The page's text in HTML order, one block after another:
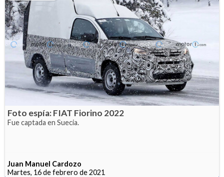
Foto espía: FIAT Fiorino 2022
Fue captada en Suecia.
Juan Manuel Cardozo
Martes, 16 de febrero de 2021